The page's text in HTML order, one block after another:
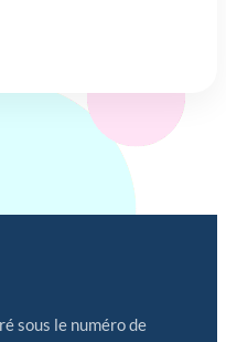
sous le numéro de